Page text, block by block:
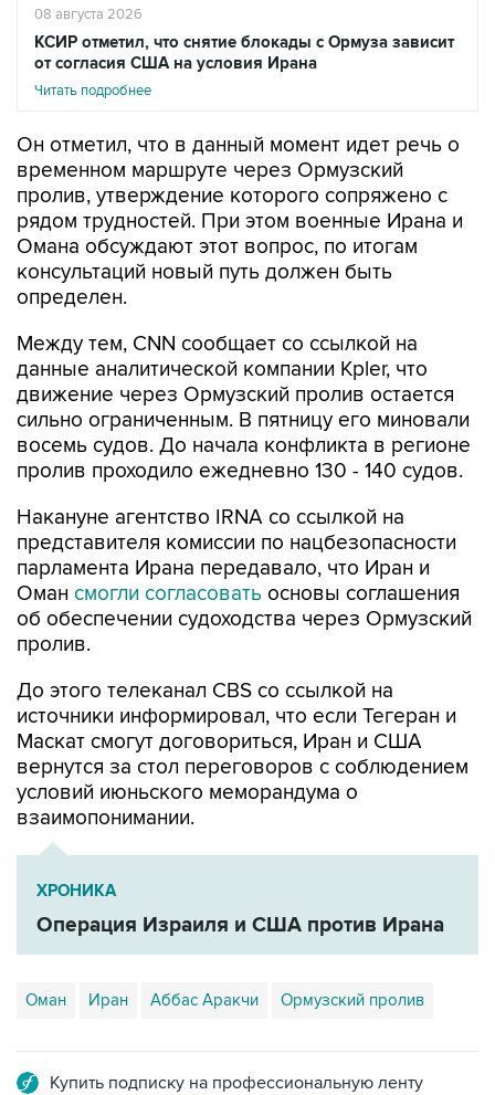
08 августа 2026
КСИР отметил, что снятие блокады с Ормуза зависит
от согласия США на условия Ирана
Читать подробнее
Он отметил, что в данный момент идет речь о
временном маршруте через Ормузский
пролив, утверждение которого сопряжено с
рядом трудностей. При этом военные Ирана и
Омана обсуждают этот вопрос, по итогам
консультаций новый путь должен быть
определен.
Между тем, CNN сообщает со ссылкой на
данные аналитической компании Kpler, что
движение через Ормузский пролив остается
сильно ограниченным. В пятницу его миновали
восемь судов. До начала конфликта в регионе
пролив проходило ежедневно 130 - 140 судов.
Накануне агентство IRNA со ссылкой на
представителя комиссии по нацбезопасности
парламента Ирана передавало, что Иран и
Оман смогли согласовать основы соглашения
об обеспечении судоходства через Ормузский
пролив.
До этого телеканал CBS со ссылкой на
источники информировал, что если Тегеран и
Маскат смогут договориться, Иран и США
вернутся за стол переговоров с соблюдением
условий июньского меморандума о
взаимопонимании.
ХРОНИКА
Операция Израиля и США против Ирана
Оман Иран Аббас Аракчи Ормузский пролив
Купить подписку на профессиональную ленту